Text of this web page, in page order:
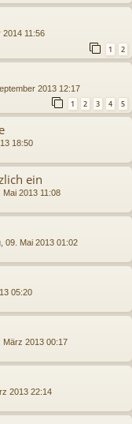
2014 11:56
1 2
2013 12:17
1 2 3 4 5
18:50
ein
Mai 2013 11:08
09. Mai 2013 01:02
05:20
März 2013 00:17
2013 22:14